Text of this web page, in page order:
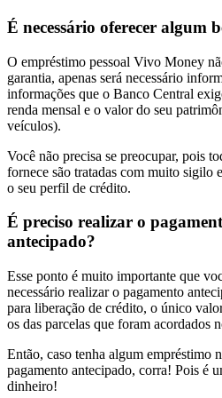
É necessário oferecer algum
O empréstimo pessoal Vivo Money
garantia, apenas será necessário
informações que o Banco Central
renda mensal e o valor do seu
veículos).
Você não precisa se preocupar, pois
fornece são tratadas com muito sigilo
o seu perfil de crédito.
É preciso realizar o
antecipado?
Esse ponto é muito importante que
necessário realizar o pagamento
para liberação de crédito, o único
os das parcelas que foram acordados
Então, caso tenha algum empréstimo
pagamento antecipado, corra! Pois é
dinheiro!